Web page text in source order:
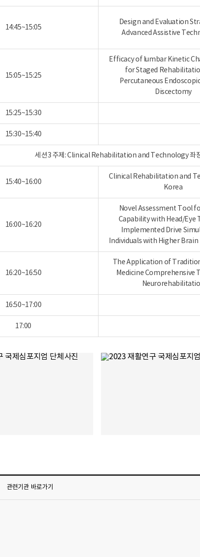
14:45~15:05
Design and Evaluation
Advanced Assistive
15:05~15:25
Efficacy of lumbar Kinetic
for Staged
Percutaneous
Discectomy
15:25~15:30
15:30~15:40
세션3 주제: Clinical Rehabilitation and Technology 좌장
15:40~16:00
Clinical Rehabilitation and
Korea
16:00~16:20
Novel Assessment Tool
Capability with Head/Eye
Implemented Drive
Individuals with Higher
16:20~16:50
The Application of
Medicine Comprehensive
16:50~17:00
17:00
관련기관 바로가기